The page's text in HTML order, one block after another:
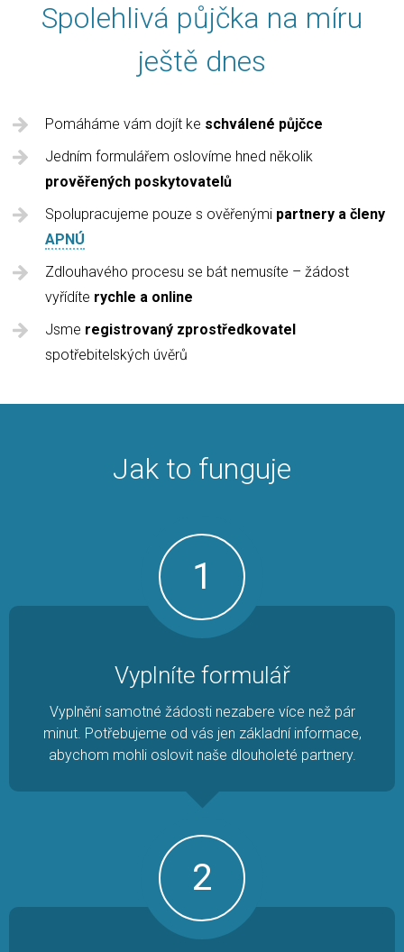
Spolehlivá půjčka na míru
ještě dnes
Pomáháme vám dojít ke schválené půjčce
Jedním formulářem oslovíme hned několik
prověřených poskytovatelů
Spolupracujeme pouze s ověřenými partnery a členy
APNÚ
Zdlouhavého procesu se bát nemusíte – žádost
vyřídíte rychle a online
Jsme registrovaný zprostředkovatel
spotřebitelských úvěrů
Jak to funguje
1
Vyplníte formulář
Vyplnění samotné žádosti nezabere více než pár
minut. Potřebujeme od vás jen základní informace,
abychom mohli oslovit naše dlouholeté partnery.
2